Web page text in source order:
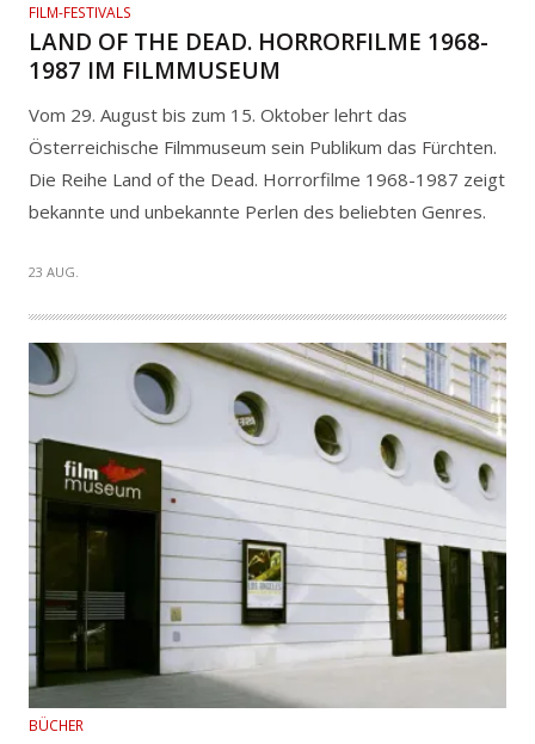
FILM-FESTIVALS
LAND OF THE DEAD. HORRORFILME 1968-
1987 IM FILMMUSEUM
Vom 29. August bis zum 15. Oktober lehrt das
Österreichische Filmmuseum sein Publikum das Fürchten.
Die Reihe Land of the Dead. Horrorfilme 1968-1987 zeigt
bekannte und unbekannte Perlen des beliebten Genres.
23 AUG.
BÜCHER